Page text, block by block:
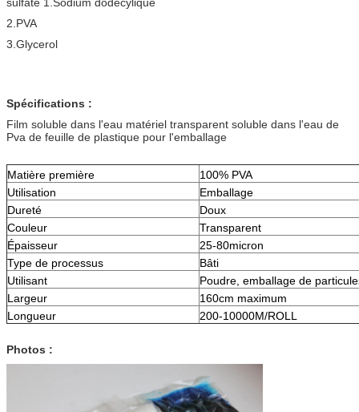
2.PVA
3.Glycerol
Spécifications :
Film soluble dans l'eau matériel transparent soluble dans l'eau de
Pva de feuille de plastique pour l'emballage
Matière première
100% PVA
Utilisation
Emballage
Dureté
Doux
Couleur
Transparent
Épaisseur
25-80micron
Type de processus
Bâti
Utilisant
Poudre, emballage de
Largeur
160cm maximum
Longueur
200-10000M/ROLL
Photos :